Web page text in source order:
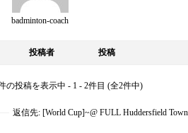
badminton-coach
投稿者 投稿
の投稿を表示中 - 1 - 2件目 (全2件中)
返信先: [World Cup]~@ FULL Huddersfield